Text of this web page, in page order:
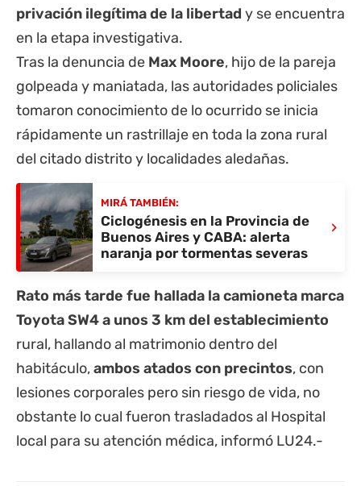
privación ilegítima de la libertad y se encuentra
en la etapa investigativa.
Tras la denuncia de Max Moore, hijo de la pareja
golpeada y maniatada, las autoridades policiales
tomaron conocimiento de lo ocurrido se inicia
rápidamente un rastrillaje en toda la zona rural
del citado distrito y localidades aledañas.
MIRÁ TAMBIÉN:
Ciclogénesis en la Provincia de
Buenos Aires y CABA: alerta
naranja por tormentas severas
›
Rato más tarde fue hallada la camioneta marca
Toyota SW4 a unos 3 km del establecimiento
rural, hallando al matrimonio dentro del
habitáculo,ambos atados con precintos, con
lesiones corporales pero sin riesgo de vida, no
obstante lo cual fueron trasladados al Hospital
local para su atención médica, informó LU24.-